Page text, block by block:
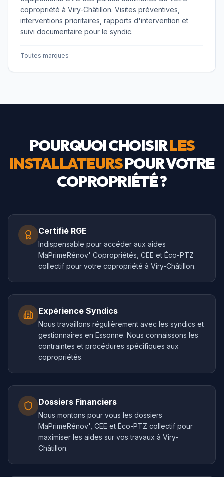
copropriété à Viry-Châtillon. Visites préventives,
interventions prioritaires, rapports d'intervention et
suivi documentaire pour le syndic.
Toutes marques
POURQUOI CHOISIRLES
INSTALLATEURSPOUR VOTRE
COPROPRIÉTÉ ?
Certifié RGE
Indispensable pour accéder aux aides
MaPrimeRénov' Copropriétés, CEE et Éco-PTZ
collectif pour votre copropriété à Viry-Châtillon.
Expérience Syndics
Nous travaillons régulièrement avec les syndics et
gestionnaires en Essonne. Nous connaissons les
contraintes et procédures spécifiques aux
copropriétés.
Dossiers Financiers
Nous montons pour vous les dossiers
MaPrimeRénov', CEE et Éco-PTZ collectif pour
maximiser les aides sur vos travaux à Viry-
Châtillon.